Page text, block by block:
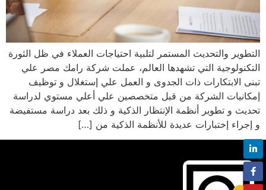
التطوير والتحديث المستمر لتلبية احتياجات العملاء في ظل الثورة
التكنولوجية التي تشهدها العالم، عملت شركة رامك مصر علي
تبنى الابتكارات ذات الجدوى و العمل علي إستغلال و توظيف
إمكانيات الشركة من قبل متخصصين علي أعلي مستوي لدراسة
تحديث و تطوير أنظمة الإنتظار الذكية و ذلك بعد دراسة مستفيضة
و إجراء إختبارات عديدة للأنظمة الذكية من […]